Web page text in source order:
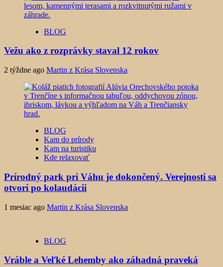
BLOG
Vežu ako z rozprávky staval 12 rokov
2 týždne ago Martin z Krása Slovenska
BLOG
Kam do prírody
Kam na turistiku
Kde relaxovať
Prírodný park pri Váhu je dokončený. Verejnosti sa
otvorí po kolaudácii
1 mesiac ago Martin z Krása Slovenska
BLOG
Vráble a Veľké Lehemby ako záhadná praveká